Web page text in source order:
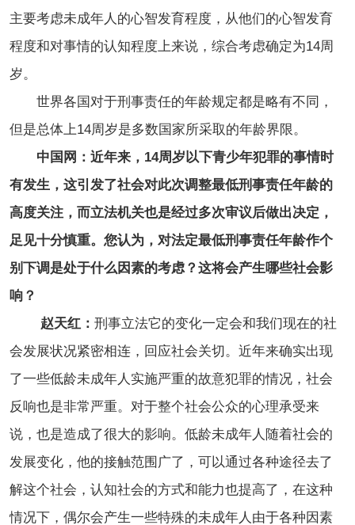
主要考虑未成年人的心智发育程度，从他们的心智发育
程度和对事情的认知程度上来说，综合考虑确定为14周
岁。
世界各国对于刑事责任的年龄规定都是略有不同，
但是总体上14周岁是多数国家所采取的年龄界限。
中国网：近年来，14周岁以下青少年犯罪的事情时
有发生，这引发了社会对此次调整最低刑事责任年龄的
高度关注，而立法机关也是经过多次审议后做出决定，
足见十分慎重。您认为，对法定最低刑事责任年龄作个
别下调是处于什么因素的考虑？这将会产生哪些社会影
响？
赵天红： 刑事立法它的变化一定会和我们现在的社
会发展状况紧密相连，回应社会关切。近年来确实出现
了一些低龄未成年人实施严重的故意犯罪的情况，社会
反响也是非常严重。对于整个社会公众的心理承受来
说，也是造成了很大的影响。低龄未成年人随着社会的
发展变化，他的接触范围广了，可以通过各种途径去了
解这个社会，认知社会的方式和能力也提高了，在这种
情况下，偶尔会产生一些特殊的未成年人由于各种因素